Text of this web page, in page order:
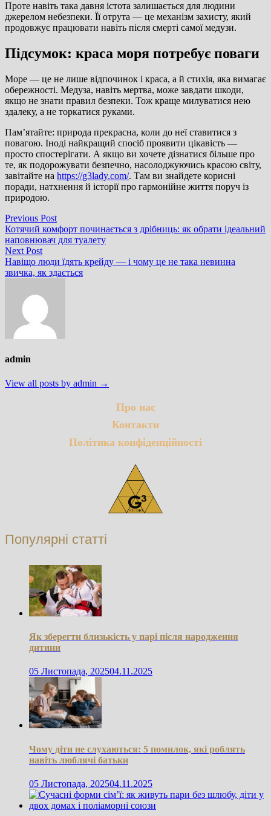
Проте навіть така давня істота залишається для людини
джерелом небезпеки. Її отрута — це механізм захисту, який
продовжує працювати навіть після смерті самої медузи.
Підсумок: краса моря потребує поваги
Море — це не лише відпочинок і краса, а й стихія, яка вимагає
обережності. Медуза, навіть мертва, може завдати шкоди,
якщо не знати правил безпеки. Тож краще милуватися нею
здалеку, а не торкатися руками.
Пам’ятайте: природа прекрасна, коли до неї ставитися з
повагою. Іноді найкращий спосіб проявити цікавість —
просто спостерігати. А якщо ви хочете дізнатися більше про
те, як подорожувати безпечно, насолоджуючись красою світу,
завітайте на https://g3lady.com/. Там ви знайдете корисні
поради, натхнення й історії про гармонійне життя поруч із
природою.
Навігація
записів
Previous PostPrevious
post:
Котячий комфорт починається з дрібниць: як обрати ідеальний
наповнювач для туалету
Next PostNext
post:
Навіщо люди їдять крейду — і чому це не така невинна
звичка, як здається
admin
View all posts by admin →
Про нас
Контакти
Політика конфіденційності
Популярні статті
Як зберегти близькість у парі після народження
дитини
05 Листопада, 202504.11.2025
Чому діти не слухаються: 5 помилок, які роблять
навіть люблячі батьки
05 Листопада, 202504.11.2025